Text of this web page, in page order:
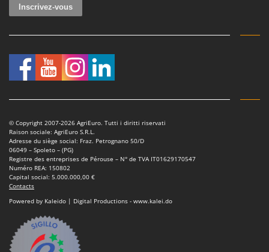
© Copyright 2007-2026 AgriEuro. Tutti i diritti riservati
Raison sociale: AgriEuro S.R.L.
Adresse du siège social: Fraz. Petrognano 50/D
06049 – Spoleto – (PG)
Registre des entreprises de Pérouse – N° de TVA IT01629170547
Numéro REA: 150802
Capital social: 5.000.000,00 €
Contacts
Powered by Kaleido | Digital Productions - www.kalei.do